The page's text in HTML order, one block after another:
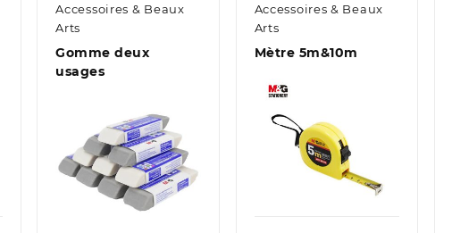
Accessoires & Beaux
Arts
Gomme deux
usages
Aperçu
Accessoires & Beaux
Arts
Mètre 5m&10m
Aperçu